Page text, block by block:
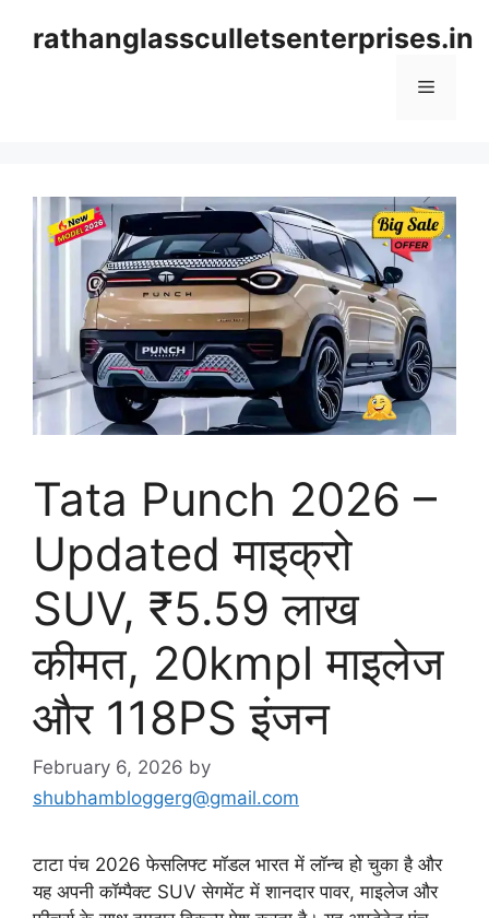
rathanglassculletsenterprises.in
Menu
Tata Punch 2026 –
Updated माइक्रो
SUV, ₹5.59 लाख
कीमत, 20kmpl माइलेज
और 118PS इंजन
February 6, 2026 by
shubhambloggerg@gmail.com
टाटा पंच 2026 फेसलिफ्ट मॉडल भारत में लॉन्च हो चुका है और
यह अपनी कॉम्पैक्ट SUV सेगमेंट में शानदार पावर, माइलेज और